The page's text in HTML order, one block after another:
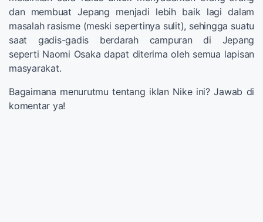
dan membuat Jepang menjadi lebih baik lagi dalam
masalah rasisme (meski sepertinya sulit), sehingga suatu
saat gadis-gadis berdarah campuran di Jepang
seperti Naomi Osaka dapat diterima oleh semua lapisan
masyarakat.
Bagaimana menurutmu tentang iklan Nike ini? Jawab di
komentar ya!